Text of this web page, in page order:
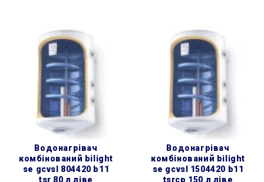
водонагрівач
комбінований bilight
se gcvsl 804420 b11
tsr 80 л ліве
водонагрівач
комбінований bilight
se gcvsl 1504420 b11
tsrcp 150 л ліве